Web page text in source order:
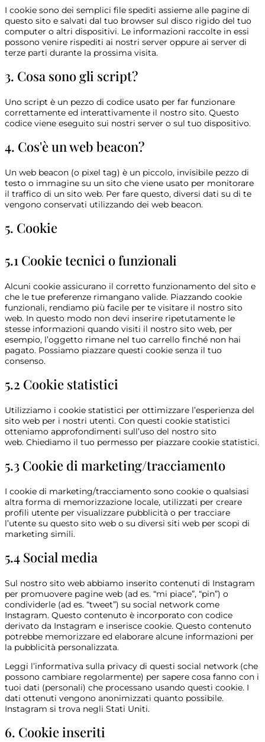
I cookie sono dei semplici file spediti assieme alle pagine di
questo sito e salvati dal tuo browser sul disco rigido del tuo
computer o altri dispositivi. Le informazioni raccolte in essi
possono venire rispediti ai nostri server oppure ai server di
terze parti durante la prossima visita.
3. Cosa sono gli script?
Uno script è un pezzo di codice usato per far funzionare
correttamente ed interattivamente il nostro sito. Questo
codice viene eseguito sui nostri server o sul tuo dispositivo.
4. Cos'è un web beacon?
Un web beacon (o pixel tag) è un piccolo, invisibile pezzo di
testo o immagine su un sito che viene usato per monitorare
il traffico di un sito web. Per fare questo, diversi dati su di te
vengono conservati utilizzando dei web beacon.
5. Cookie
5.1 Cookie tecnici o funzionali
Alcuni cookie assicurano il corretto funzionamento del sito e
che le tue preferenze rimangano valide. Piazzando cookie
funzionali, rendiamo più facile per te visitare il nostro sito
web. In questo modo non devi inserire ripetutamente le
stesse informazioni quando visiti il nostro sito web, per
esempio, l’oggetto rimane nel tuo carrello finché non hai
pagato. Possiamo piazzare questi cookie senza il tuo
consenso.
5.2 Cookie statistici
Utilizziamo i cookie statistici per ottimizzare l’esperienza del
sito web per i nostri utenti. Con questi cookie statistici
otteniamo approfondimenti sull’uso del nostro sito
web. Chiediamo il tuo permesso per piazzare cookie statistici.
5.3 Cookie di marketing/tracciamento
I cookie di marketing/tracciamento sono cookie o qualsiasi
altra forma di memorizzazione locale, utilizzati per creare
profili utente per visualizzare pubblicità o per tracciare
l’utente su questo sito web o su diversi siti web per scopi di
marketing simili.
5.4 Social media
Sul nostro sito web abbiamo inserito contenuti di Instagram
per promuovere pagine web (ad es. “mi piace”, “pin”) o
condividerle (ad es. “tweet”) su social network come
Instagram. Questo contenuto è incorporato con codice
derivato da Instagram e inserisce cookie. Questo contenuto
potrebbe memorizzare ed elaborare alcune informazioni per
la pubblicità personalizzata.
Leggi l’informativa sulla privacy di questi social network (che
possono cambiare regolarmente) per sapere cosa fanno con i
tuoi dati (personali) che processano usando questi cookie. I
dati ottenuti vengono anonimizzati quanto possibile.
Instagram si trova negli Stati Uniti.
6. Cookie inseriti